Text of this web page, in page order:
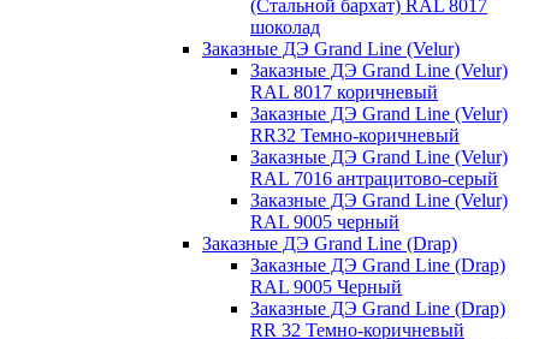
(Стальной бархат) RAL 8017
шоколад
Заказные ДЭ Grand Line (Velur)
Заказные ДЭ Grand Line (Velur)
RAL 8017 коричневый
Заказные ДЭ Grand Line (Velur)
RR32 Темно-коричневый
Заказные ДЭ Grand Line (Velur)
RAL 7016 антрацитово-серый
Заказные ДЭ Grand Line (Velur)
RAL 9005 черный
Заказные ДЭ Grand Line (Drap)
Заказные ДЭ Grand Line (Drap)
RAL 9005 Черный
Заказные ДЭ Grand Line (Drap)
RR 32 Темно-коричневый